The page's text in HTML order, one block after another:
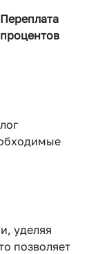
Переплата
процентов
уделяя
позволяет